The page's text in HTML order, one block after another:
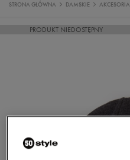
STRONA GŁÓWNA DAMSKIE AKCESORIA
PRODUKT NIEDOSTĘPNY